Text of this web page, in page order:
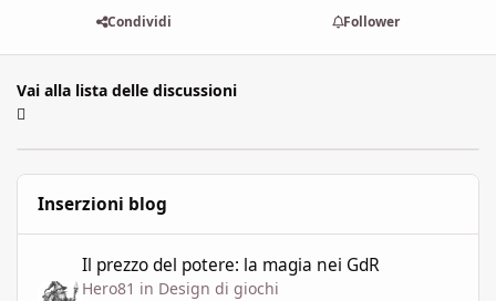
Condividi Follower
Vai alla lista delle discussioni
Inserzioni blog
Il prezzo del potere: la magia nei GdR
Hero81 in Design di giochi